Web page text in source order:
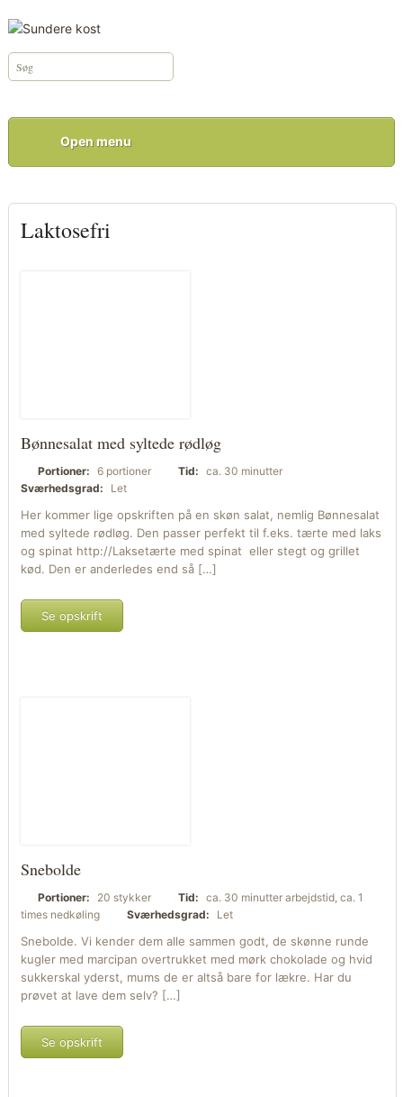
Open menu
Laktosefri
Bønnesalat med syltede rødløg
Portioner: 6 portioner Tid: ca. 30 minutter
Sværhedsgrad:
Let
Her kommer lige opskriften på en skøn salat, nemlig Bønnesalat
med syltede rødløg. Den passer perfekt til f.eks. tærte med laks
og spinat http://Laksetærte med spinat eller stegt og grillet
kød. Den er anderledes end så […]
Se opskrift
Snebolde
Portioner: 20 stykker Tid: ca. 30 minutter arbejdstid, ca. 1
times nedkøling
Sværhedsgrad: Let
Snebolde. Vi kender dem alle sammen godt, de skønne runde
kugler med marcipan overtrukket med mørk chokolade og hvid
sukkerskal yderst, mums de er altså bare for lækre. Har du
prøvet at lave dem selv? […]
Se opskrift